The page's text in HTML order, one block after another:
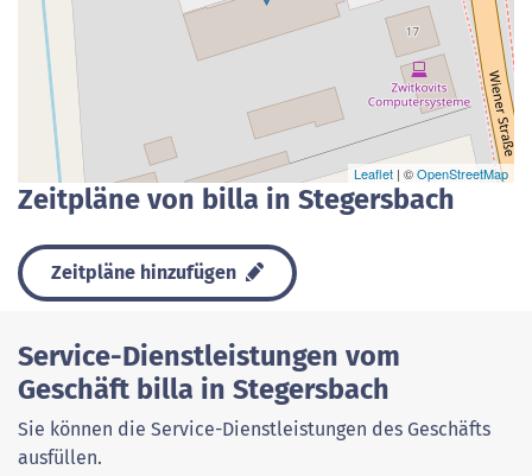
Leaflet | ©OpenStreetMap
Zeitpläne von billa in Stegersbach
Zeitpläne hinzufügen
Service-Dienstleistungen vom
Geschäft billa in Stegersbach
Sie können die Service-Dienstleistungen des Geschäfts
ausfüllen.